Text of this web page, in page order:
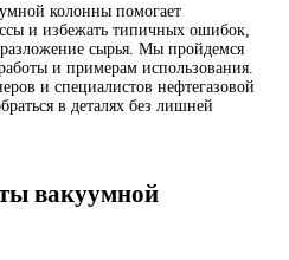
колонны помогает
и избежать типичных ошибок,
разложение сырья. Мы пройдемся
и примерам использования.
и специалистов нефтегазовой
в деталях без лишней
вакуумной